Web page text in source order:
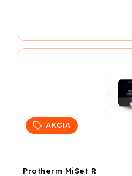
AKCIA
Protherm MiSet R